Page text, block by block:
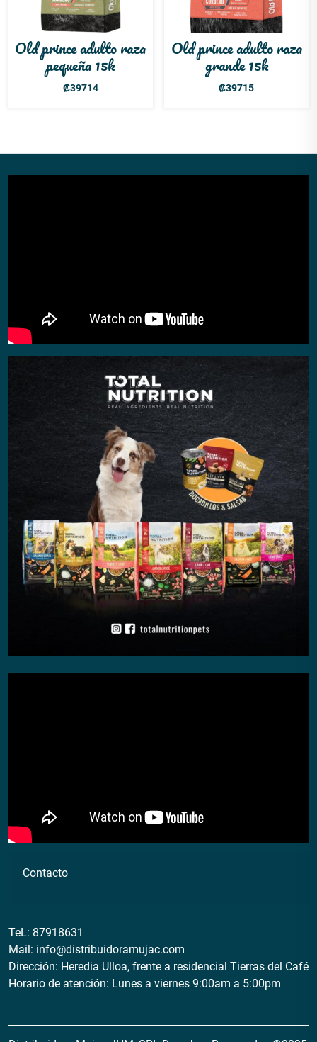
Old prince adulto raza
pequeña 15k
₡39714
Old prince adulto raza
grande 15k
₡39715
Contacto
TeL: 87918631
Mail: info@distribuidoramujac.com
Dirección: Heredia Ulloa, frente a residencial Tierras del Café
Horario de atención: Lunes a viernes 9:00am a 5:00pm